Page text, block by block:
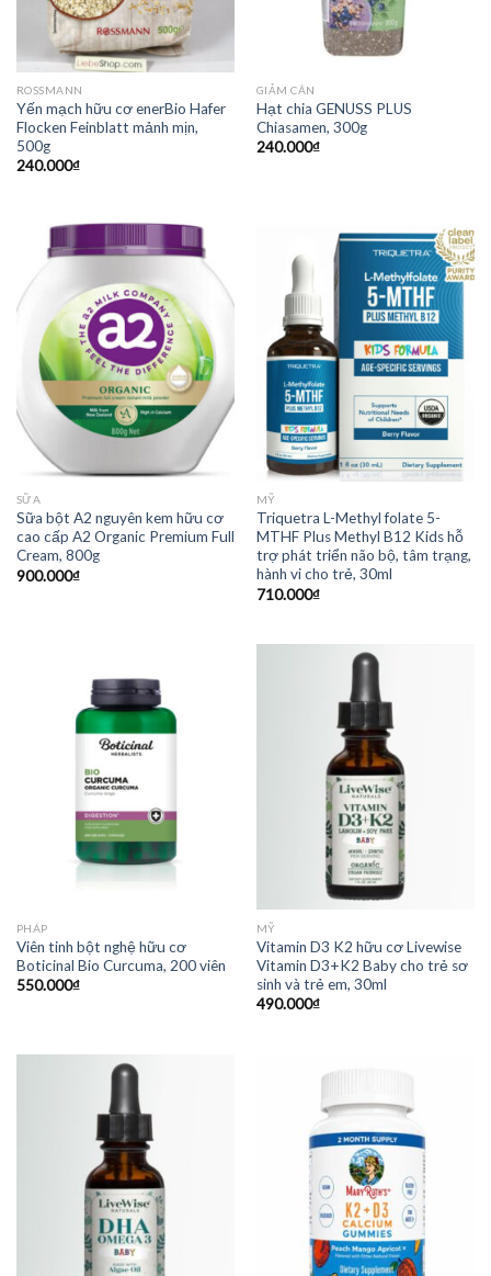
ROSSMANN
Yến mạch hữu cơ enerBio Hafer
Flocken Feinblatt mảnh mịn,
500g
240.000₫
GIẢM CÂN
Hạt chia GENUSS PLUS
Chiasamen, 300g
240.000₫
SỮA
Sữa bột A2 nguyên kem hữu cơ
cao cấp A2 Organic Premium Full
Cream, 800g
900.000₫
MỸ
Triquetra L-Methyl folate 5-
MTHF Plus Methyl B12 Kids hỗ
trợ phát triển não bộ, tâm trạng,
hành vi cho trẻ, 30ml
710.000₫
PHÁP
Viên tinh bột nghệ hữu cơ
Boticinal Bio Curcuma, 200 viên
550.000₫
MỸ
Vitamin D3 K2 hữu cơ Livewise
Vitamin D3+K2 Baby cho trẻ sơ
sinh và trẻ em, 30ml
490.000₫